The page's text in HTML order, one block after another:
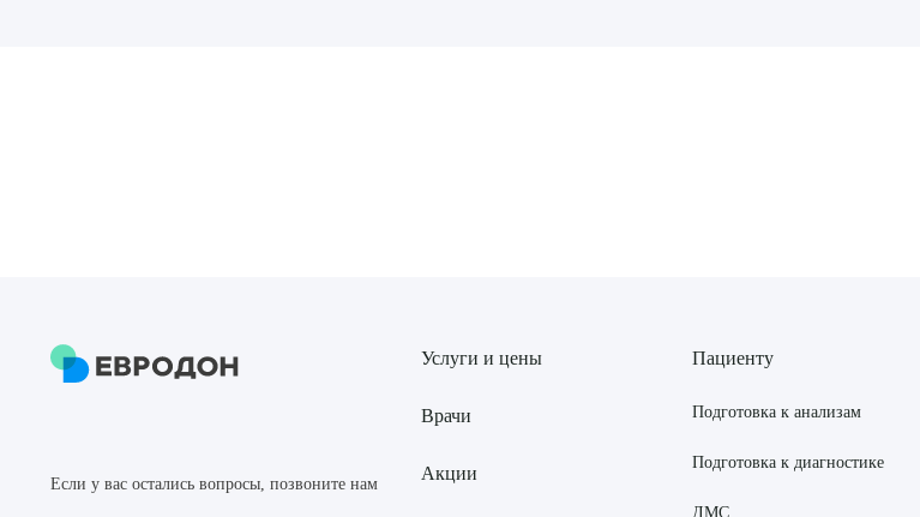
Если у вас остались вопросы, позвоните нам
Услуги и цены
Врачи
Акции
Пациенту
Подготовка к анализам
Подготовка к диагностике
ДМС